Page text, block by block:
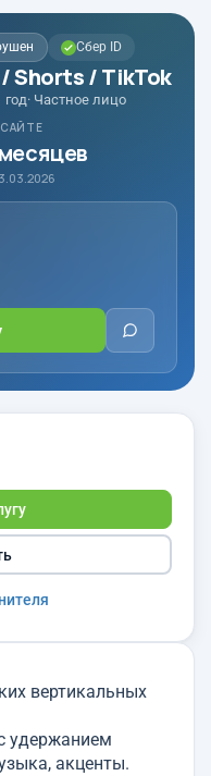
Сбер ID
Shorts / TikTok
год· Частное лицо
вертикальных
удержанием
акценты.